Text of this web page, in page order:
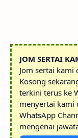
JOM SERTAI
Jom sertai kami
Kosong
terkini terus ke
menyertai kami
WhatsApp
mengenai